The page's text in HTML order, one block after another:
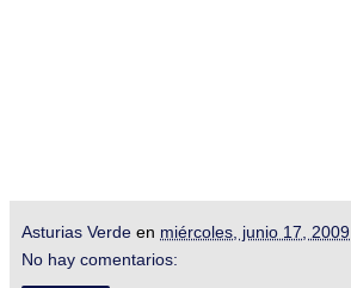
Asturias Verde en miércoles, junio 17, 2009
No hay comentarios: